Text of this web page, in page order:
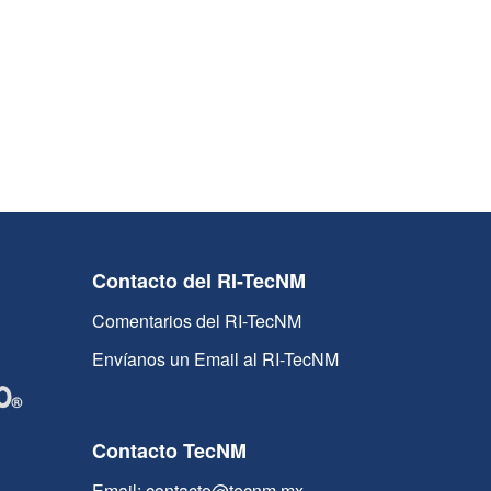
Contacto del RI-TecNM
Comentarios del RI-TecNM
Envíanos un Email al RI-TecNM
Contacto TecNM